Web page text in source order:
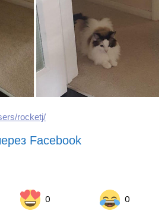
rocketj/
Facebook
0 0